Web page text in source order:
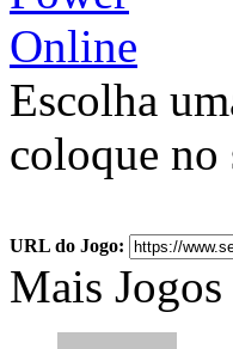
Escolha
coloque no
URL do Jogo:
Mais Jogos